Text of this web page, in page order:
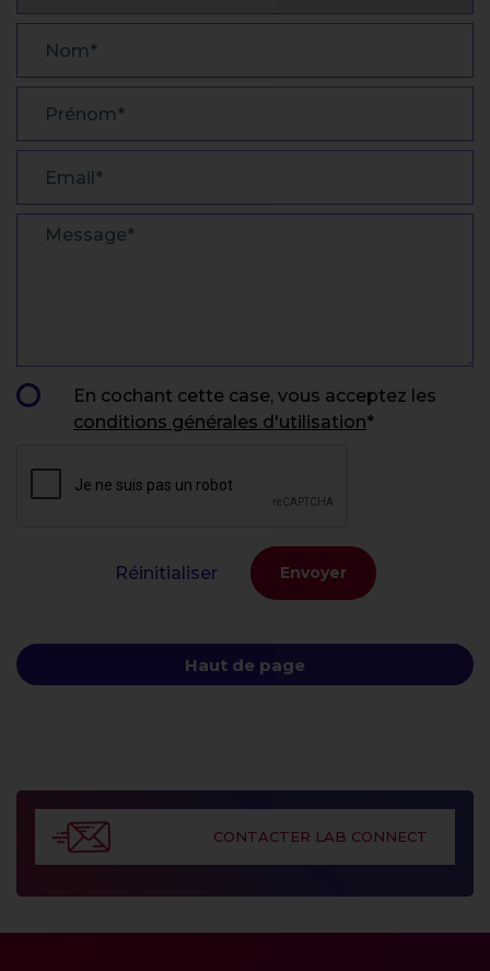
MESSAGE
En cochant cette case, vous acceptez les
conditions générales d'utilisation*
Réinitialiser
Haut de page
CONTACTER LAB CONNECT